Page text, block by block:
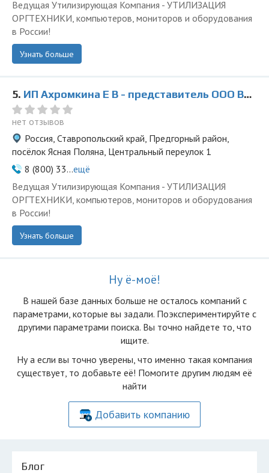
Ведущая Утилизирующая Компания - УТИЛИЗАЦИЯ
ОРГТЕХНИКИ, компьютеров, мониторов и оборудования
в России!
Узнать больше
5. ИП Ахромкина Е В - представитель ООО Ведущая Утилизирующая Компания
нет отзывов
Россия, Ставропольский край, Предгорный район,
посёлок Ясная Поляна, Центральный переулок 1
8 (800) 33...ещё
Ведущая Утилизирующая Компания - УТИЛИЗАЦИЯ
ОРГТЕХНИКИ, компьютеров, мониторов и оборудования
в России!
Узнать больше
Ну ё-моё!
В нашей базе данных больше не осталоcь компаний с
параметрами, которые вы задали. Поэкспериментируйте с
другими параметрами поиска. Вы точно найдете то, что
ищите.
Ну а если вы точно уверены, что именно такая компания
существует, то добавьте её! Помогите другим людям её
найти
Добавить компанию
Блог